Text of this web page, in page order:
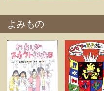
よみもの